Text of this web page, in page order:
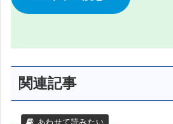
関連記事